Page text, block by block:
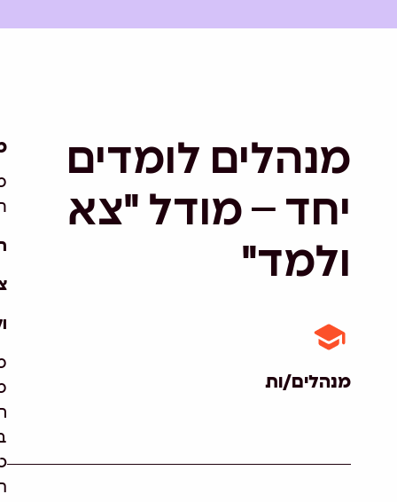
מנהלים לומדים
יחד – מודל "צא
ולמד"
מנהלים/ות